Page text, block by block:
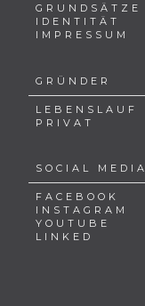
GRUNDSÄTZE
IDENTITÄT
IMPRESSUM
GRÜNDER
LEBENSLAUF
PRIVAT
SOCIAL MEDIA
FACEBOOK
INSTAGRAM
YOUTUBE
LINKED